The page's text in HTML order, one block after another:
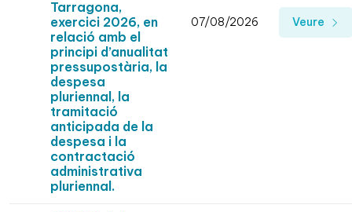
Tarragona,
exercici 2026, en
relació amb el
principi d’anualitat
pressupostària, la
despesa
pluriennal, la
tramitació
anticipada de la
despesa i la
contractació
administrativa
pluriennal.
07/08/2026 Veure